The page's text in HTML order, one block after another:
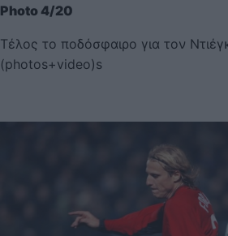
Photo 4/20
Τέλος το ποδόσφαιρο για τον
(photos+video)s